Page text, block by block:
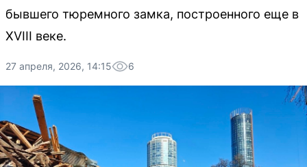
бывшего тюремного замка, построенного еще в
XVIII веке.
27 апреля, 2026, 14:15 6